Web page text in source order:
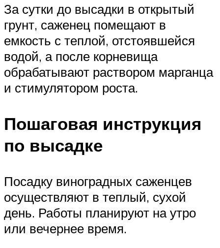
За сутки до высадки в открытый
грунт, саженец помещают в
емкость с теплой, отстоявшейся
водой, а после корневища
обрабатывают раствором марганца
и стимулятором роста.
Пошаговая инструкция
по высадке
Посадку виноградных саженцев
осуществляют в теплый, сухой
день. Работы планируют на утро
или вечернее время.